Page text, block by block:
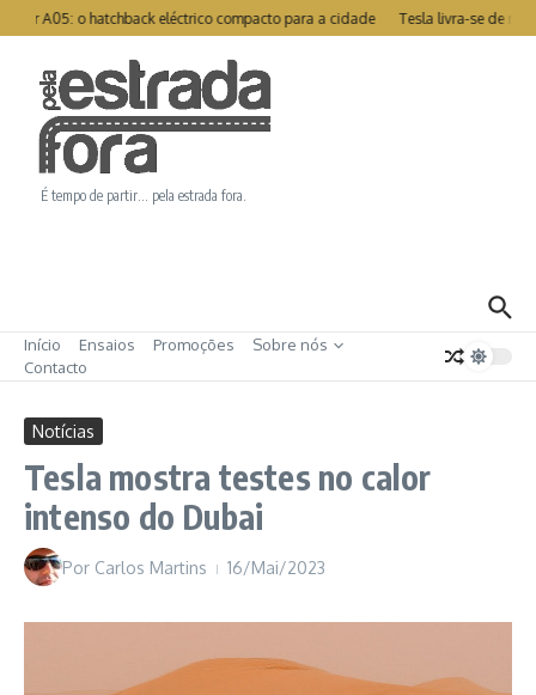
Ir para o conteúdo
A05: o hatchback eléctrico compacto para a cidade Tesla livra-se de
É tempo de partir… pela estrada fora.
Início Ensaios Promoções
Sobre nós
Contacto
Notícias
Tesla mostra testes no calor
intenso do Dubai
Por Carlos Martins 16/Mai/2023